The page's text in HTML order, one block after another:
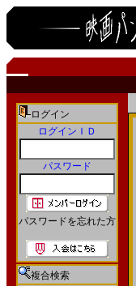
ログイン
ログインＩＤ
パスワード
パスワードを忘れた方
複合検索